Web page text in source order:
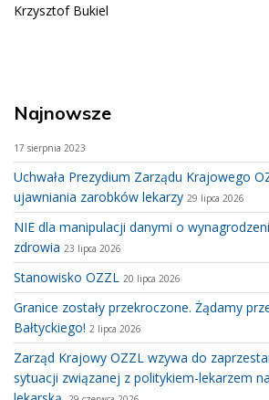
Krzysztof Bukiel
Najnowsze
17 sierpnia 2023
Uchwała Prezydium Zarządu Krajowego
ujawniania zarobków lekarzy 29 lipca 2026
NIE dla manipulacji danymi o
zdrowia 23 lipca 2026
Stanowisko OZZL 20 lipca 2026
Granice zostały przekroczone. Żądamy
Bałtyckiego! 2 lipca 2026
Zarząd Krajowy OZZL wzywa do
sytuacji związanej z politykiem-lekarzem